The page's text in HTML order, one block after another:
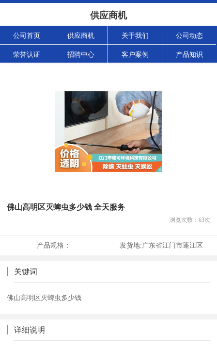
供应商机
公司首页 供应商机 关于我们 公司动态
荣誉认证 招聘中心 客户案例 产品知识
佛山高明区灭蜱虫多少钱 全天服务
浏览次数： 63次
产品规格： 发货地:广东省江门市蓬江区
关键词
佛山高明区灭蜱虫多少钱
详细说明